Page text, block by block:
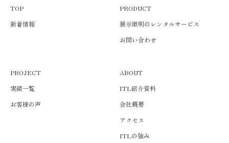
TOP
新着情報
PRODUCT
展示照明のレンタルサービス
お問い合わせ
PROJECT
実績一覧
お客様の声
ABOUT
ITL紹介資料
会社概要
アクセス
ITLの強み